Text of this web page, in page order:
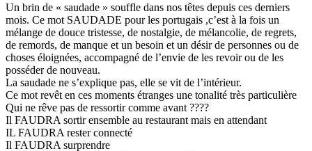
Un brin de « saudade » souffle dans nos têtes depuis ces derniers
mois. Ce mot SAUDADE pour les portugais ,c’est à la fois un
mélange de douce tristesse, de nostalgie, de mélancolie, de regrets,
de remords, de manque et un besoin et un désir de personnes ou de
choses éloignées, accompagné de l’envie de les revoir ou de les
posséder de nouveau.
La saudade ne s’explique pas, elle se vit de l’intérieur.
Ce mot revêt en ces moments étranges une tonalité très particulière
Qui ne rêve pas de ressortir comme avant ????
Il FAUDRA sortir ensemble au restaurant mais en attendant
IL FAUDRA rester connecté
Il FAUDRA surprendre